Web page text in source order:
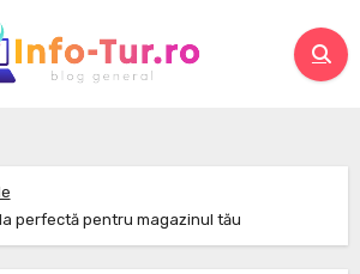
perfectă pentru magazinul tău